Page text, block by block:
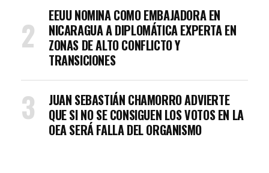
EEUU NOMINA COMO EMBAJADORA EN
NICARAGUA A DIPLOMÁTICA EXPERTA EN
ZONAS DE ALTO CONFLICTO Y
TRANSICIONES
JUAN SEBASTIÁN CHAMORRO ADVIERTE
QUE SI NO SE CONSIGUEN LOS VOTOS EN LA
OEA SERÁ FALLA DEL ORGANISMO